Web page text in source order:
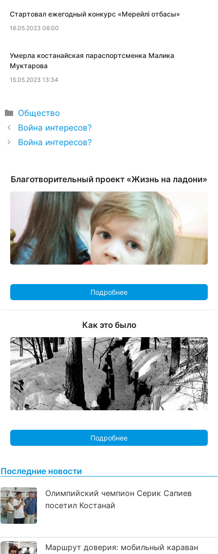
​Стартовал ежегодный конкурс «Мерейлi отбасы»
16.05.2023 06:00
​Умерла костанайская параспортсменка Малика
Муктарова
15.05.2023 13:34
Рубрики
Общество
Война интересов?
Война интересов?
Благотворительный проект «Жизнь на ладони»
Подробнее
Как это было
Подробнее
Последние новости
Олимпийский чемпион Серик Сапиев
посетил Костанай
Маршрут доверия: мобильный караван